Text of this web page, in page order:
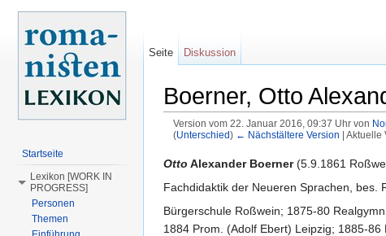
Boerner, Otto
Version vom 22. Januar 2016, 09:37 Uhr von
(Unterschied) ← Nächstältere Version |
Otto Alexander Boerner(5.9.1861
Fachdidaktik der Neueren Sprachen, bes.
Bürgerschule Roßwein; 1875-80
1884 Prom. (Adolf Ebert) Leipzig; 1885-
Seite Diskussion
Startseite
Lexikon [WORK IN
PROGRESS]
Personen
Themen